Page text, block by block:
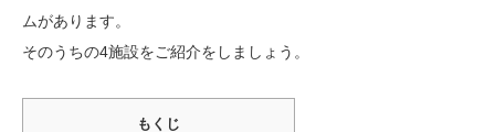
ムがあります。
そのうちの4施設をご紹介をしましょう。
もくじ